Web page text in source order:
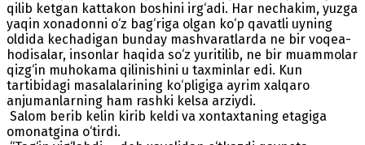
qilib ketgan kattakon boshini irg‘adi. Har nechakim, yuzga
yaqin xonadonni o‘z bag‘riga olgan ko‘p qavatli uyning
oldida kechadigan bunday mashvaratlarda ne bir voqea-
hodisalar, insonlar haqida so‘z yuritilib, ne bir muammolar
qizg‘in muhokama qilinishini u taxminlar edi. Kun
tartibidagi masalalarining ko‘pligiga ayrim xalqaro
anjumanlarning ham rashki kelsa arziydi.
Salom berib kelin kirib keldi va xontaxtaning etagiga
omonatgina o‘tirdi.